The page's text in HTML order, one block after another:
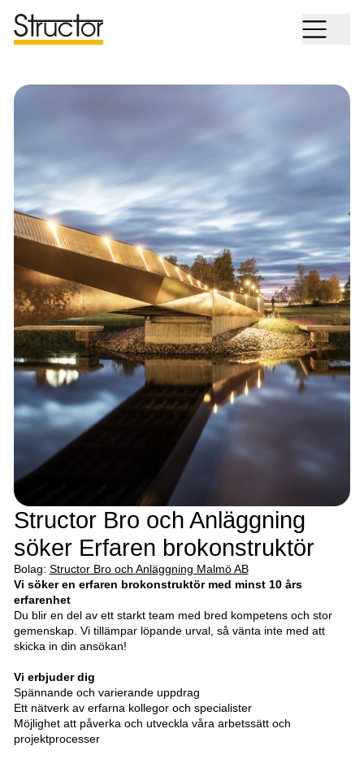
Structor Bro och Anläggning
söker Erfaren brokonstruktör
Bolag: Structor Bro och Anläggning Malmö AB
Vi söker en erfaren brokonstruktör med minst 10 års
erfarenhet
Du blir en del av ett starkt team med bred kompetens och stor
gemenskap. Vi tillämpar löpande urval, så vänta inte med att
skicka in din ansökan!
Vi erbjuder dig
Spännande och varierande uppdrag
Ett nätverk av erfarna kollegor och specialister
Möjlighet att påverka och utveckla våra arbetssätt och
projektprocesser